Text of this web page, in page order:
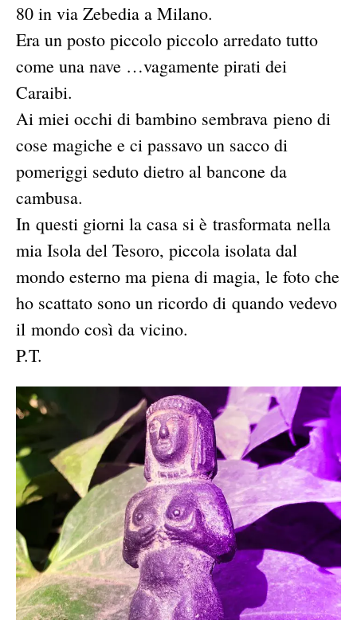
80 in via Zebedia a Milano.
Era un posto piccolo piccolo arredato tutto
come una nave …vagamente pirati dei
Caraibi.
Ai miei occhi di bambino sembrava pieno di
cose magiche e ci passavo un sacco di
pomeriggi seduto dietro al bancone da
cambusa.
In questi giorni la casa si è trasformata nella
mia Isola del Tesoro, piccola isolata dal
mondo esterno ma piena di magia, le foto che
ho scattato sono un ricordo di quando vedevo
il mondo così da vicino.
P.T.